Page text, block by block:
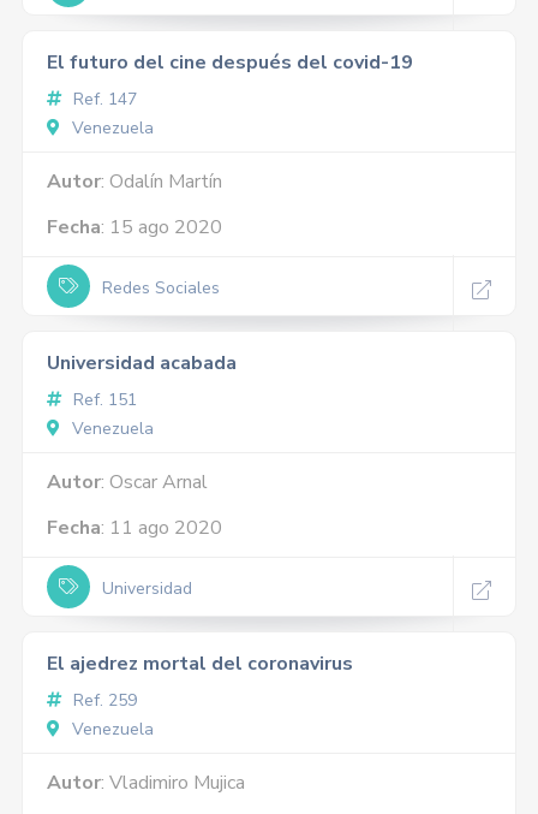
El futuro del cine después del covid-19
Ref. 147
Venezuela
Autor: Odalín Martín
Fecha: 15 ago 2020
Redes Sociales
Universidad acabada
Ref. 151
Venezuela
Autor: Oscar Arnal
Fecha: 11 ago 2020
Universidad
El ajedrez mortal del coronavirus
Ref. 259
Venezuela
Autor: Vladimiro Mujica